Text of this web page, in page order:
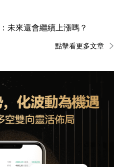
未來還會繼續上漲嗎？
點擊看更多文章